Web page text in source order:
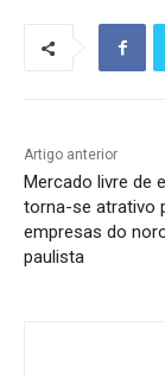
Artigo anterior
Mercado livre de
torna-se atrativo
empresas do
paulista